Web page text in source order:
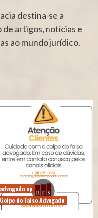
destina-se a
artigos, notícias e
ao mundo jurídico.
advogado sp
Golpe do Falso Advogado